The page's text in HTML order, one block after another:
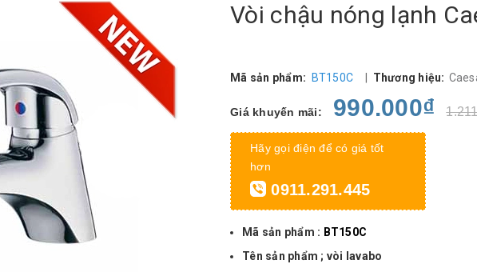
Vòi chậu nóng lạnh
Mã sản phẩm: BT150C Thương hiệu:
Giá khuyến mãi: 990.000₫
Hãy gọi điện để có giá tốt
hơn
0911.291.445
Mã sản phẩm : BT150C
Tên sản phẩm ; vòi lavabo